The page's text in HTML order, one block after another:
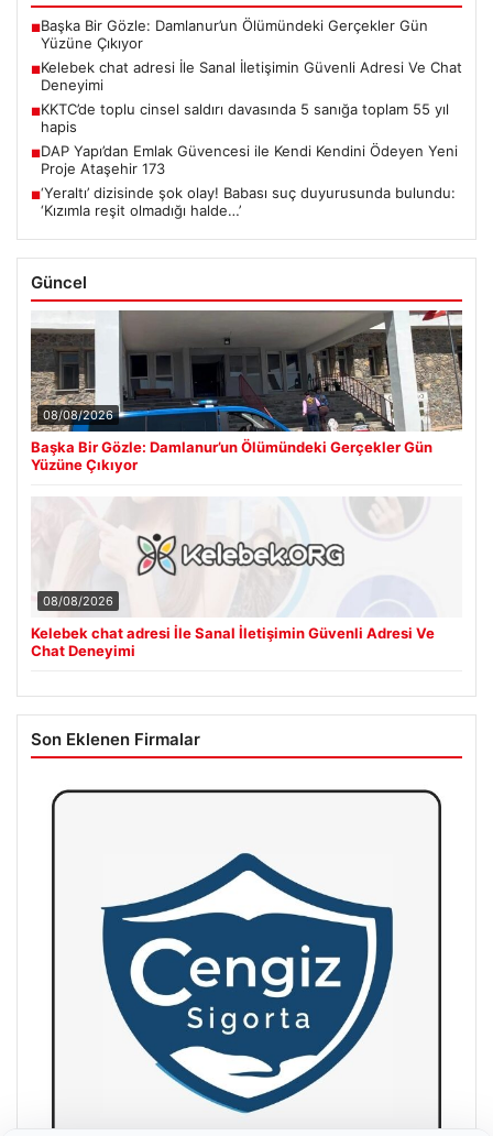
■Başka Bir Gözle: Damlanur’un Ölümündeki Gerçekler Gün
Yüzüne Çıkıyor
■Kelebek chat adresi İle Sanal İletişimin Güvenli Adresi Ve Chat
Deneyimi
■KKTC’de toplu cinsel saldırı davasında 5 sanığa toplam 55 yıl
hapis
■DAP Yapı’dan Emlak Güvencesi ile Kendi Kendini Ödeyen Yeni
Proje Ataşehir 173
■‘Yeraltı’ dizisinde şok olay! Babası suç duyurusunda bulundu:
‘Kızımla reşit olmadığı halde…’
Güncel
08/08/2026
Başka Bir Gözle: Damlanur’un Ölümündeki Gerçekler Gün
Yüzüne Çıkıyor
08/08/2026
Kelebek chat adresi İle Sanal İletişimin Güvenli Adresi Ve
Chat Deneyimi
Son Eklenen Firmalar